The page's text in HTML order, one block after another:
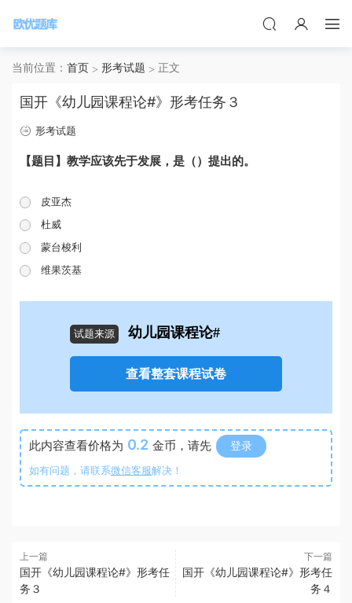
当前位置： 首页 形考试题 正文
国开《幼儿园课程论#》形考任务３
形考试题
【题目】教学应该先于发展，是（）提出的。
皮亚杰
杜威
蒙台梭利
维果茨基
试题来源 幼儿园课程论#
查看整套课程试卷
此内容查看价格为 0.2 金币，请先 登录
如有问题，请联系微信客服解决！
上一篇
国开《幼儿园课程论#》形考任
务３
下一篇
国开《幼儿园课程论#》形考任
务４